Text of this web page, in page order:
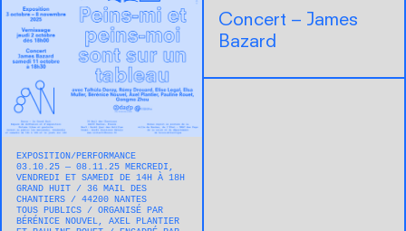
Concert – James
Bazard
EXPOSITION
PERFORMANCE
03.10.25 — 08.11.25 MERCREDI,
VENDREDI ET SAMEDI DE 14H À 18H
GRAND HUIT
36 MAIL DES
CHANTIERS
44200 NANTES
TOUS PUBLICS
ORGANISÉ PAR
BÉRÉNICE NOUVEL, AXEL PLANTIER